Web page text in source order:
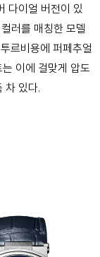
다이얼 버전이 있
러를 매칭한 모델
르비용에 퍼페추얼
이에 걸맞게 압도
차 있다.